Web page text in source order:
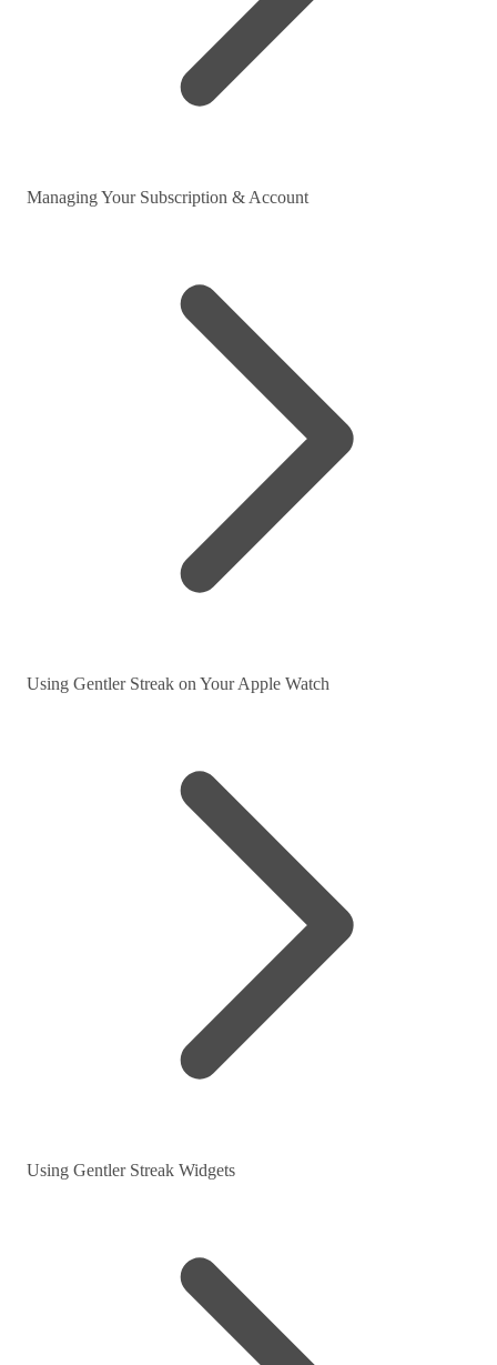
Managing Your Subscription & Account
Using Gentler Streak on Your Apple Watch
Using Gentler Streak Widgets